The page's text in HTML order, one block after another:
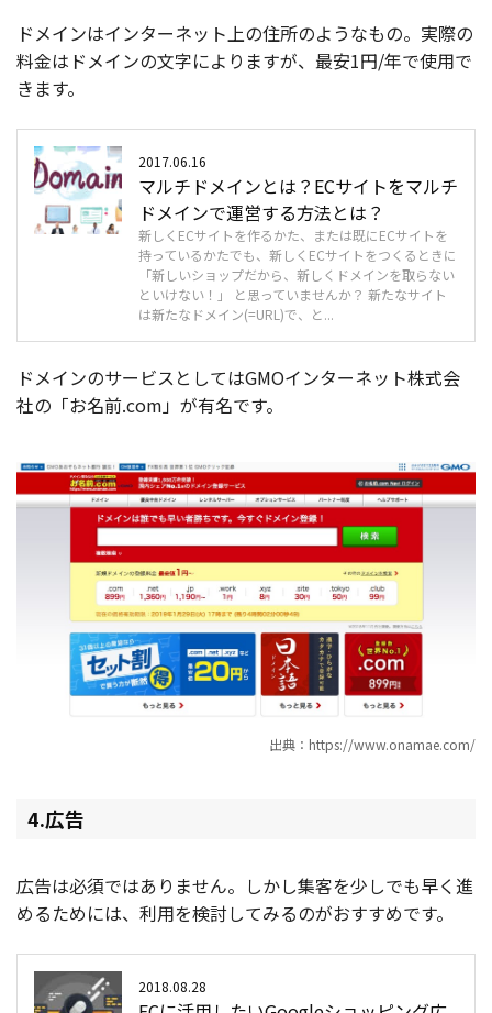
ドメインはインターネット上の住所のようなもの。実際の
料金はドメインの文字によりますが、最安1円/年で使用で
きます。
2017.06.16
マルチドメインとは？ECサイトをマルチ
ドメインで運営する方法とは？
新しくECサイトを作るかた、または既にECサイトを
持っているかたでも、新しくECサイトをつくるときに
「新しいショップだから、新しくドメインを取らない
といけない！」 と思っていませんか？ 新たなサイト
は新たなドメイン(=URL)で、と...
ドメインのサービスとしてはGMOインターネット株式会
社の「お名前.com」が有名です。
出典：https://www.onamae.com/
4.広告
広告は必須ではありません。しかし集客を少しでも早く進
めるためには、利用を検討してみるのがおすすめです。
2018.08.28